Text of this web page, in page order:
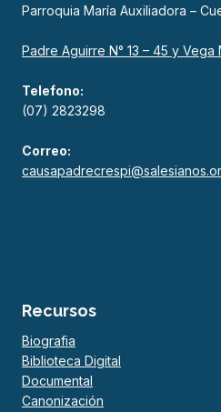
Parroquia María Auxiliadora –
Padre Aguirre N° 13 – 45 y Vega
Telefono:
(07) 2823298
Correo:
Recursos
Biografia
Biblioteca Digital
Documental
Canonización